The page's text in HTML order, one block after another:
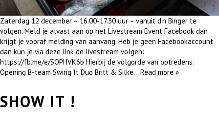
Zaterdag 12 december – 16.00-17.30 uur – vanuit d’n Binger te
volgen. Meld je alvast aan op het Livestream Event Facebook dan
krijgt je vooraf melding van aanvang. Heb je geen Facebookaccount
dan kun je via deze link de livestream volgen:
https://fb.me/e/SOPHVK6b Hierbij de volgorde van optredens:
Opening B-team Swing It Duo Britt & Silke… Read more »
SHOW IT !